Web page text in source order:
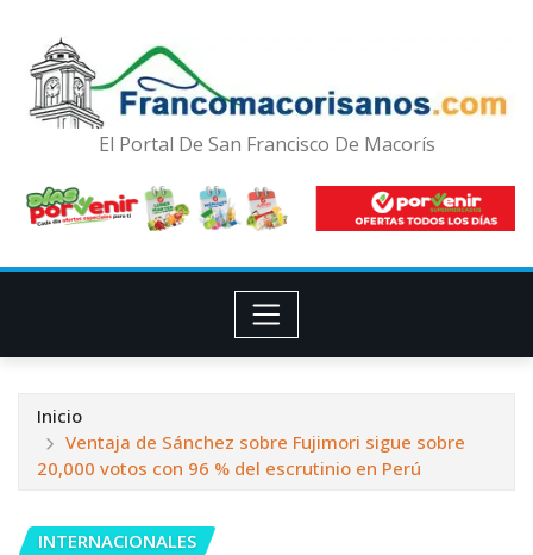
El Portal De San Francisco De Macorís
Inicio
Ventaja de Sánchez sobre Fujimori sigue sobre
20,000 votos con 96 % del escrutinio en Perú
INTERNACIONALES